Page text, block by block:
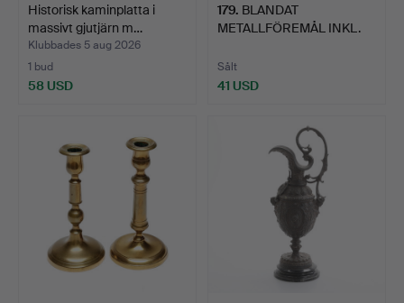
Historisk kaminplatta i
massivt gjutjärn m…
Klubbades 5 aug 2026
1 bud
58 USD
179. BLANDAT
METALLFÖREMÅL INKL.
Sålt
41 USD